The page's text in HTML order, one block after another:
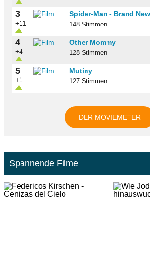
3
+11
Spider-Man - Brand
148 Stimmen
4
+4
Other Mommy
128 Stimmen
5
+1
Mutiny
127 Stimmen
DER MOVIEMETER
Spannende Filme